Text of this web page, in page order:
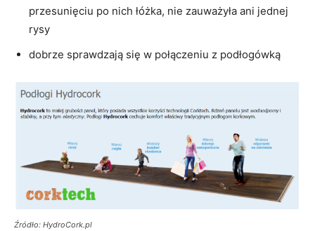
przesunięciu po nich łóżka, nie zauważyła ani jednej
rysy
dobrze sprawdzają się w połączeniu z podłogówką
Źródło: HydroCork.pl